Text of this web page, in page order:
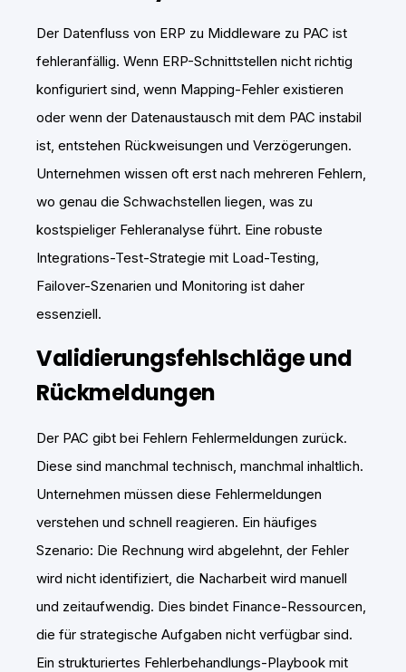
Der Datenfluss von ERP zu Middleware zu PAC ist
fehleranfällig. Wenn ERP-Schnittstellen nicht richtig
konfiguriert sind, wenn Mapping-Fehler existieren
oder wenn der Datenaustausch mit dem PAC instabil
ist, entstehen Rückweisungen und Verzögerungen.
Unternehmen wissen oft erst nach mehreren Fehlern,
wo genau die Schwachstellen liegen, was zu
kostspieliger Fehleranalyse führt. Eine robuste
Integrations-Test-Strategie mit Load-Testing,
Failover-Szenarien und Monitoring ist daher
essenziell.
Validierungsfehlschläge und
Rückmeldungen
Der PAC gibt bei Fehlern Fehlermeldungen zurück.
Diese sind manchmal technisch, manchmal inhaltlich.
Unternehmen müssen diese Fehlermeldungen
verstehen und schnell reagieren. Ein häufiges
Szenario: Die Rechnung wird abgelehnt, der Fehler
wird nicht identifiziert, die Nacharbeit wird manuell
und zeitaufwendig. Dies bindet Finance-Ressourcen,
die für strategische Aufgaben nicht verfügbar sind.
Ein strukturiertes Fehlerbehandlungs-Playbook mit